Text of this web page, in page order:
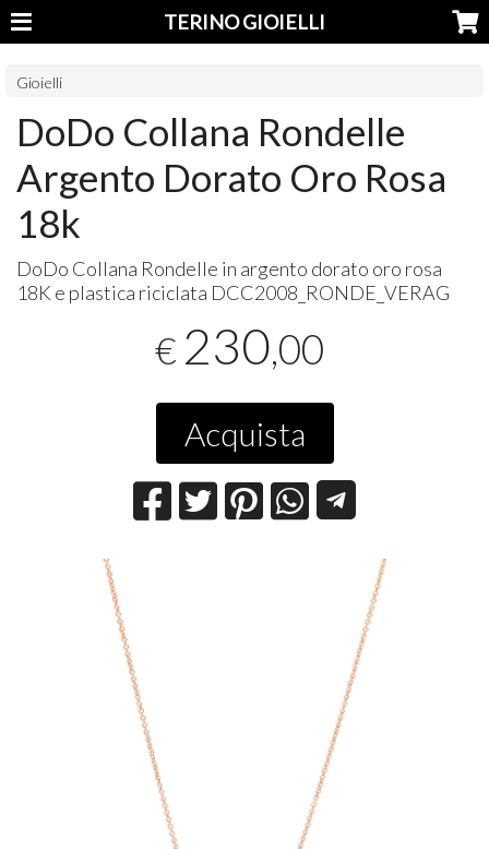
TERINO GIOIELLI
Gioielli
DoDo Collana Rondelle
Argento Dorato Oro Rosa
18k
DoDo Collana Rondelle in argento dorato oro rosa
18K e plastica riciclata DCC2008_RONDE_VERAG
€ 230,00
Acquista